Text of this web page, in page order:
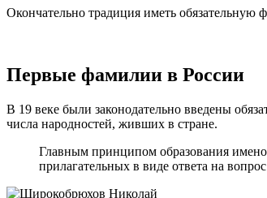
Окончательно традиция иметь обязательную
Первые фамилии в России
В 19 веке были законодательно введены
числа народностей, живших в стране.
Главным принципом образования
прилагательных в виде ответа на